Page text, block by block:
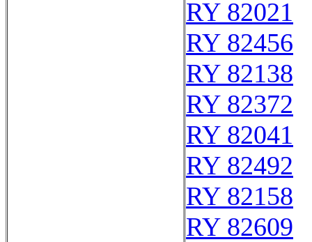
RY 82021
RY 82456
RY 82138
RY 82372
RY 82041
RY 82492
RY 82158
RY 82609